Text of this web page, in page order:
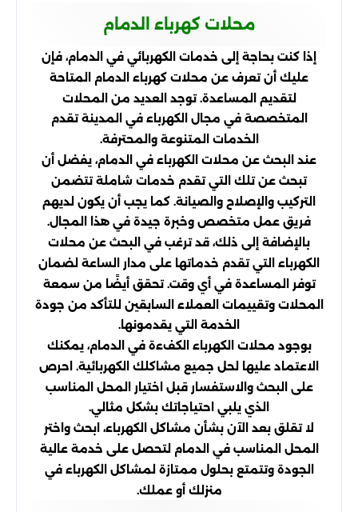
محلات كهرباء الدمام
إذا كنت بحاجة إلى خدمات الكهربائي في الدمام، فإن
عليك أن تعرف عن محلات كهرباء الدمام المتاحة
لتقديم المساعدة. توجد العديد من المحلات
المتخصصة في مجال الكهرباء في المدينة تقدم
الخدمات المتنوعة والمحترفة.
عند البحث عن محلات الكهرباء في الدمام، يفضل أن
تبحث عن تلك التي تقدم خدمات شاملة تتضمن
التركيب والإصلاح والصيانة. كما يجب أن يكون لديهم
فريق عمل متخصص وخبرة جيدة في هذا المجال.
بالإضافة إلى ذلك، قد ترغب في البحث عن محلات
الكهرباء التي تقدم خدماتها على مدار الساعة لضمان
توفر المساعدة في أي وقت. تحقق أيضًا من سمعة
المحلات وتقييمات العملاء السابقين للتأكد من جودة
الخدمة التي يقدمونها.
بوجود محلات الكهرباء الكفءة في الدمام، يمكنك
الاعتماد عليها لحل جميع مشاكلك الكهربائية. احرص
على البحث والاستفسار قبل اختيار المحل المناسب
الذي يلبي احتياجاتك بشكل مثالي.
لا تقلق بعد الآن بشأن مشاكل الكهرباء، ابحث واختر
المحل المناسب في الدمام لتحصل على خدمة عالية
الجودة وتتمتع بحلول ممتازة لمشاكل الكهرباء في
منزلك أو عملك.